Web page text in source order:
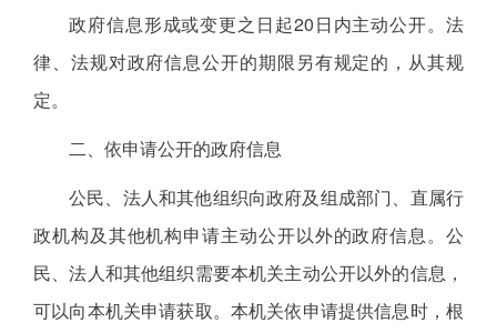
政府信息形成或变更之日起20日内主动公开。法
律、法规对政府信息公开的期限另有规定的，从其规
定。
二、依申请公开的政府信息
公民、法人和其他组织向政府及组成部门、直属行
政机构及其他机构申请主动公开以外的政府信息。公
民、法人和其他组织需要本机关主动公开以外的信息，
可以向本机关申请获取。本机关依申请提供信息时，根